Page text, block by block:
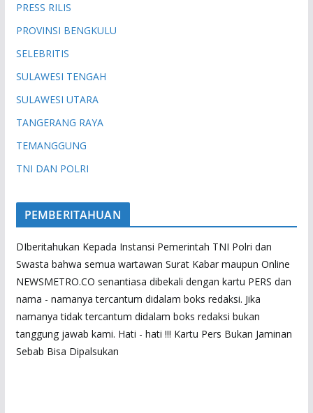
PRESS RILIS
PROVINSI BENGKULU
SELEBRITIS
SULAWESI TENGAH
SULAWESI UTARA
TANGERANG RAYA
TEMANGGUNG
TNI DAN POLRI
PEMBERITAHUAN
DIberitahukan Kepada Instansi Pemerintah TNI Polri dan
Swasta bahwa semua wartawan Surat Kabar maupun Online
NEWSMETRO.CO senantiasa dibekali dengan kartu PERS dan
nama - namanya tercantum didalam boks redaksi. Jika
namanya tidak tercantum didalam boks redaksi bukan
tanggung jawab kami. Hati - hati !!! Kartu Pers Bukan Jaminan
Sebab Bisa Dipalsukan